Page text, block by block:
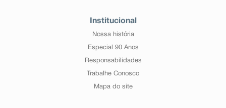
Institucional
Nossa história
Especial 90 Anos
Responsabilidades
Trabalhe Conosco
Mapa do site